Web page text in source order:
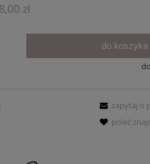
płatności
zł
do koszyka
zapytaj o
poleć